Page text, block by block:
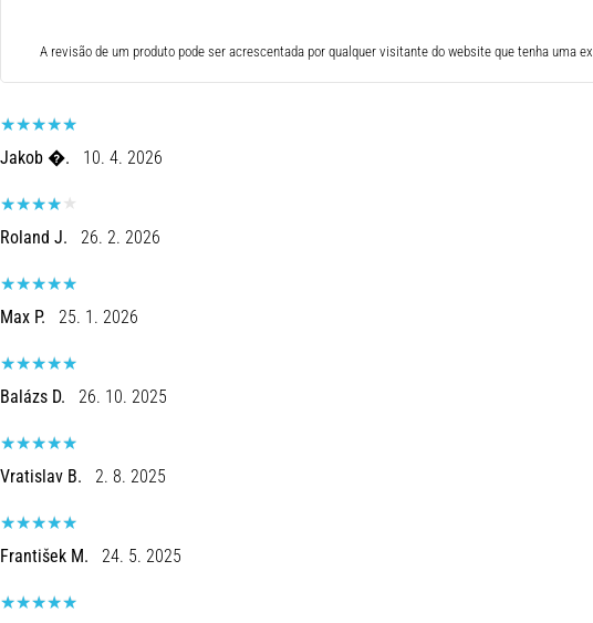
A revisão de um produto pode ser acrescentada por qualquer visitante do website que tenha uma
Jakob �. 10. 4. 2026
Roland J. 26. 2. 2026
Max P. 25. 1. 2026
Balázs D. 26. 10. 2025
Vratislav B. 2. 8. 2025
František M. 24. 5. 2025